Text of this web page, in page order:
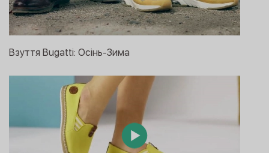
Взуття Bugatti: Oсінь-Зима